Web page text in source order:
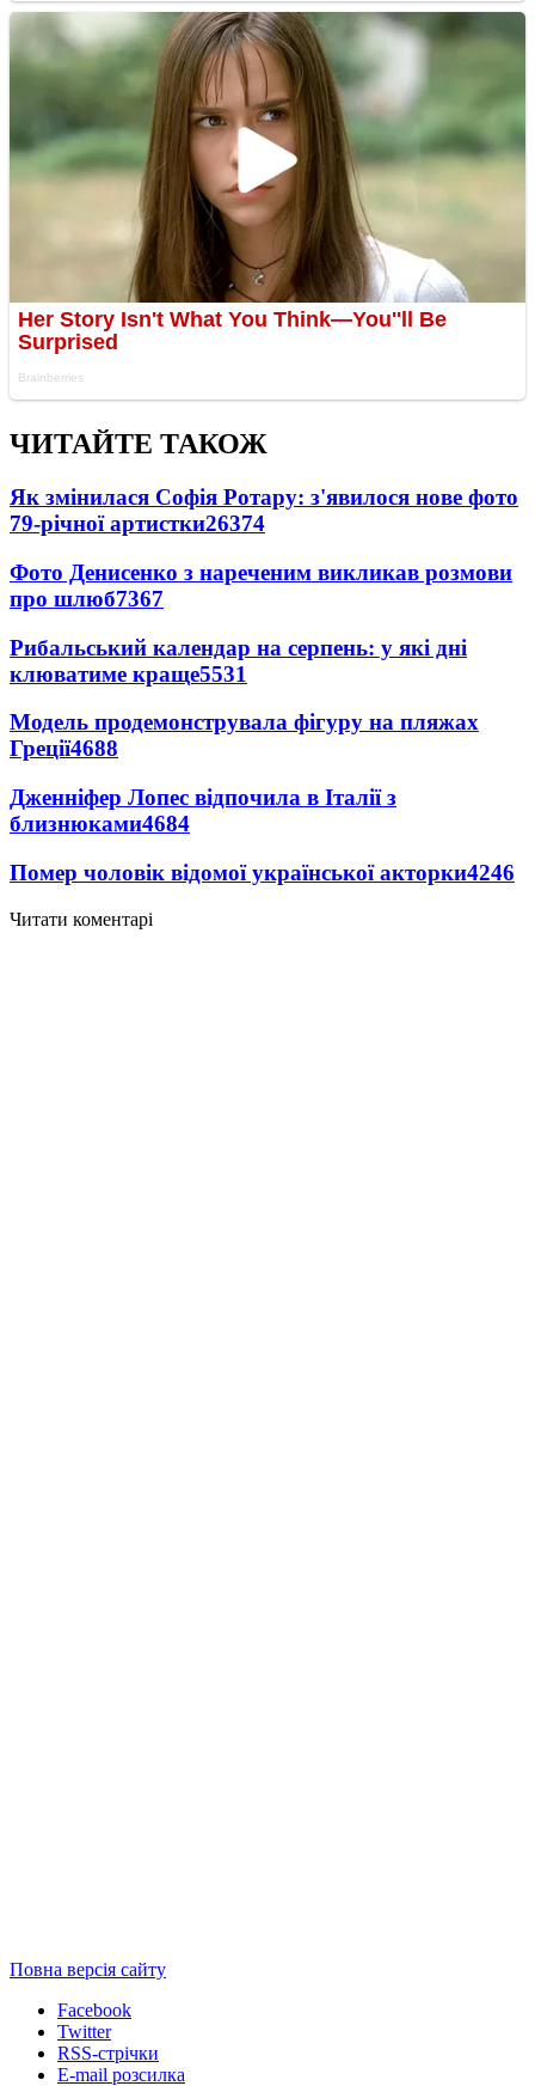
ЧИТАЙТЕ ТАКОЖ
Як змінилася Софія Ротару: з'явилося нове фото
79-річної артистки26374
Фото Денисенко з нареченим викликав розмови
про шлюб7367
Рибальський календар на серпень: у які дні
клюватиме краще5531
Модель продемонструвала фігуру на пляжах
Греції4688
Дженніфер Лопес відпочила в Італії з
близнюками4684
Помер чоловік відомої української акторки4246
Читати коментарі
Повна версія сайту
Facebook
Twitter
RSS-стрічки
E-mail розсилка